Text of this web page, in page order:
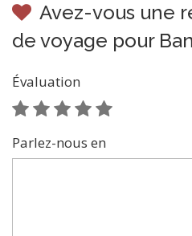
Avez-vous une
de voyage pour
Évaluation
Parlez-nous en